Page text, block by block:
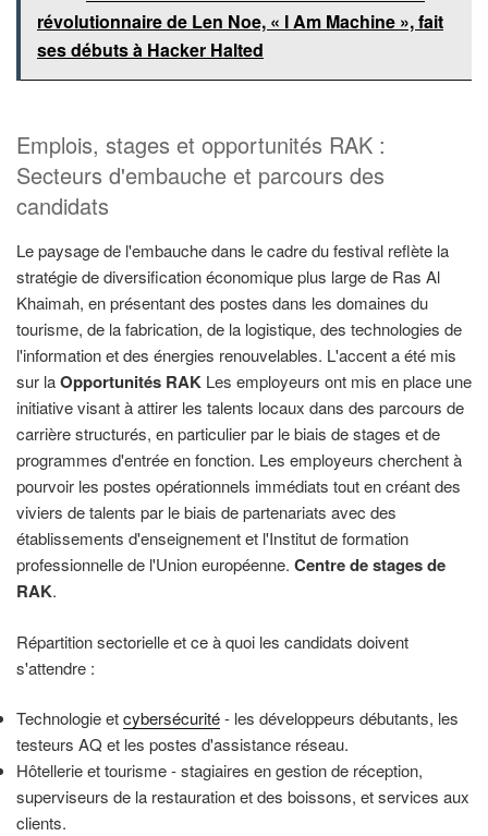
révolutionnaire de Len Noe, « I Am Machine », fait
ses débuts à Hacker Halted
Emplois, stages et opportunités RAK :
Secteurs d'embauche et parcours des
candidats
Le paysage de l'embauche dans le cadre du festival reflète la
stratégie de diversification économique plus large de Ras Al
Khaimah, en présentant des postes dans les domaines du
tourisme, de la fabrication, de la logistique, des technologies de
l'information et des énergies renouvelables. L'accent a été mis
sur laOpportunités RAK Les employeurs ont mis en place une
initiative visant à attirer les talents locaux dans des parcours de
carrière structurés, en particulier par le biais de stages et de
programmes d'entrée en fonction. Les employeurs cherchent à
pourvoir les postes opérationnels immédiats tout en créant des
viviers de talents par le biais de partenariats avec des
établissements d'enseignement et l'Institut de formation
professionnelle de l'Union européenne. Centre de stages de
RAK.
Répartition sectorielle et ce à quoi les candidats doivent
s'attendre :
Technologie etcybersécurité- les développeurs débutants, les
testeurs AQ et les postes d'assistance réseau.
Hôtellerie et tourisme - stagiaires en gestion de réception,
superviseurs de la restauration et des boissons, et services aux
clients.